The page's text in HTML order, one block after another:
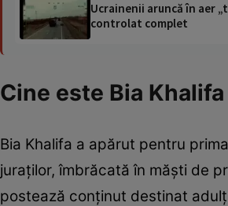
Ucrainenii aruncă în aer
controlat complet
Cine este Bia Khalifa
Bia Khalifa a apărut pentru
juraților, îmbrăcată în măști de
postează conținut destinat